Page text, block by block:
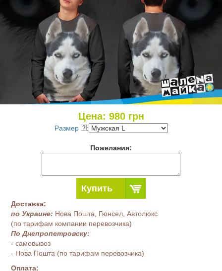
Цена: 980грн
Размер :
Пожелания:
Купить
Доставка:
по Украине: Нова Пошта, Гюнсел, Автолюкс
(по тарифам компании перевозчика)
По Днепропетровску:
- самовывоз
- Нова Пошта (по тарифам перевозчика)
Оплата: